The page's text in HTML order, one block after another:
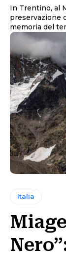
In Trentino, al
preservazione
memoria del
Italia